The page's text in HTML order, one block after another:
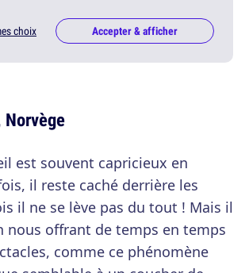
choix Accepter & afficher
est souvent capricieux en
il reste caché derrière les
il ne se lève pas du tout ! Mais il
nous offrant de temps en temps
comme ce phénomène